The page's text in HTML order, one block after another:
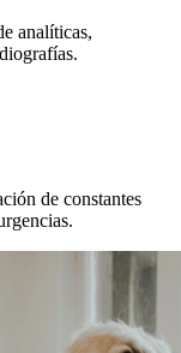
analíticas,
de constantes